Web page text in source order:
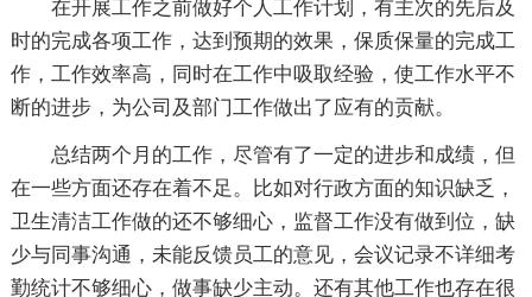
在开展工作之前做好个人工作计划，有主次的先后及
时的完成各项工作，达到预期的效果，保质保量的完成工
作，工作效率高，同时在工作中吸取经验，使工作水平不
断的进步，为公司及部门工作做出了应有的贡献。
总结两个月的工作，尽管有了一定的进步和成绩，但
在一些方面还存在着不足。比如对行政方面的知识缺乏，
卫生清洁工作做的还不够细心，监督工作没有做到位，缺
少与同事沟通，未能反馈员工的意见，会议记录不详细考
勤统计不够细心，做事缺少主动。还有其他工作也存在很